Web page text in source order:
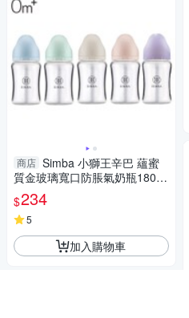
商店 Simba 小獅王辛巴 蘊蜜
質金玻璃寬口防脹氣奶瓶180ml
-5色可選【佳兒園婦幼館】
$234
5
加入購物車